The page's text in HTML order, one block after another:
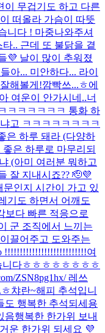
이 무겁기도 하고 다른
떠올라 가슴이 따뜻
니다 ! 마중나와주셔
.. 근데 또 불닭을 곁
💜 날이 많이 추워졌
아... 미안하다... 라이
해볼게!깜빡쓰...ㅎ에
아 여운이 안가시네..너
ㅋㅋ ㅋㅋㅋㅋ 통화 하
고 ㅋㅋㅋㅋㅋㅋㅋㅋ
은 하루 돼라 (다양하
은 하루로 마무리되
(아미 여러분 뭐하고
잘 지내시죠?? 🫡💜
인지 시간이 가고 있
기도 하면서 어깨도
보다 빠른 적응으로
군 조직에서 느끼는
끌어주고 도와주는
!!!!!!!!!!!!!!!!!!!!!!!!!!!여
니다ㅎㅎㅎㅎㅎㅎㅎㅎ
ZSN8pg1hx/ 레쓰
챠란~해피 추석입니
도 행복한 추석되세용
음행복한 한가위 보내
운 한가위 되세요 💜